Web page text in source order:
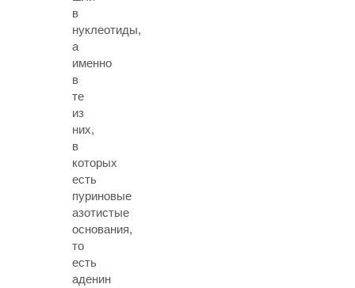
в
нуклеотиды,
а
именно
в
те
из
них,
в
которых
есть
пуриновые
азотистые
основания,
то
есть
аденин